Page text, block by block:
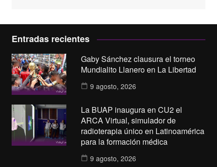
Entradas recientes
Gaby Sánchez clausura el torneo
Mundialito Llanero en La Libertad
9 agosto, 2026
La BUAP inaugura en CU2 el
ARCA Virtual, simulador de
radioterapia único en Latinoamérica
para la formación médica
9 agosto, 2026